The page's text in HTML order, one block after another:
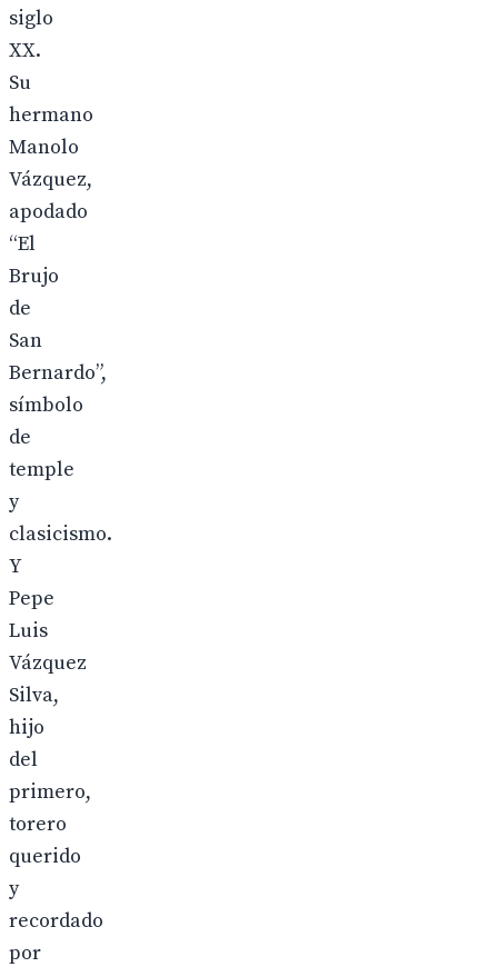
siglo
XX.
Su
hermano
Manolo
Vázquez,
apodado
“El
Brujo
de
San
Bernardo”,
símbolo
de
temple
y
clasicismo.
Y
Pepe
Luis
Vázquez
Silva,
hijo
del
primero,
torero
querido
y
recordado
por